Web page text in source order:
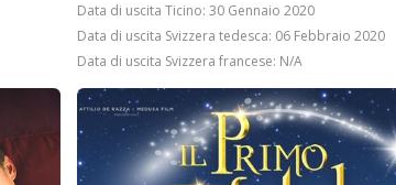
Data di uscita Ticino: 30 Gennaio 2020
Data di uscita Svizzera tedesca: 06 Febbraio 2020
Data di uscita Svizzera francese: N/A